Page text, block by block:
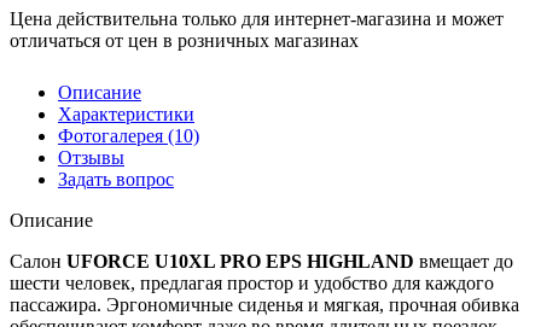
Цена действительна только для интернет-магазина и может
отличаться от цен в розничных магазинах
Описание
Характеристики
Фотогалерея (10)
Отзывы
Задать вопрос
Описание
Салон UFORCE U10XL PRO EPS HIGHLAND вмещает до
шести человек, предлагая простор и удобство для каждого
пассажира. Эргономичные сиденья и мягкая, прочная обивка